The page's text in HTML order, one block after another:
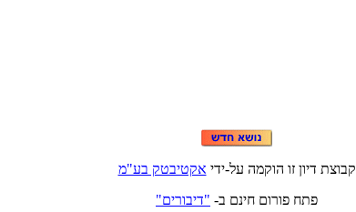
מ"עב קטביטקא ידי-לע המקוה וז ןויד תצובק
"םירוביד" -ב םניח םורופ חתפ